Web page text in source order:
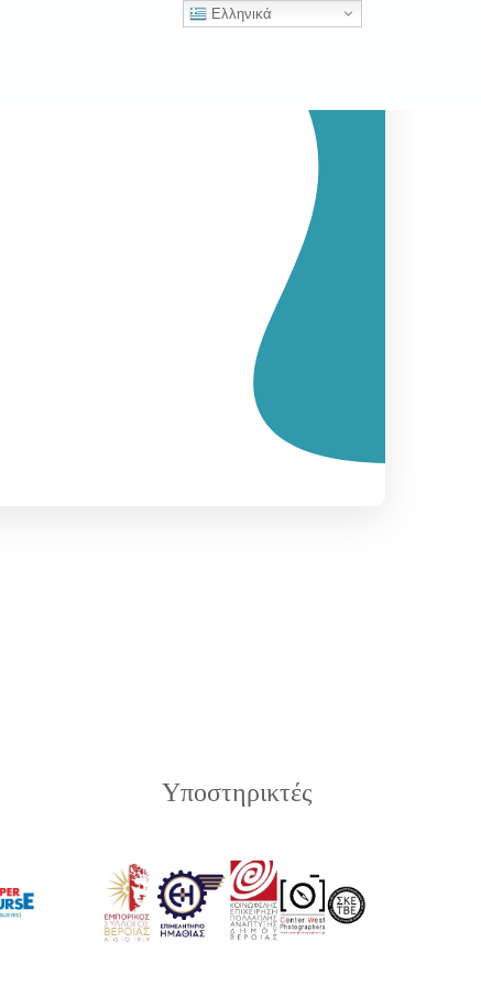
Υποστηρικτές
Ελληνικά